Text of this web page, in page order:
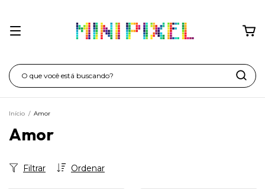
Início / Amor
Amor
Ordenar
Filtrar